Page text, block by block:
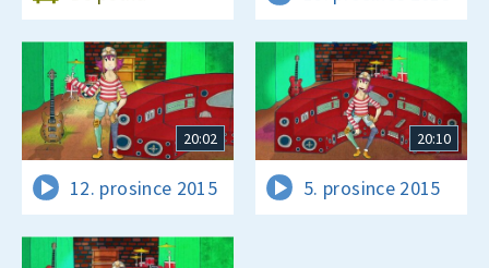
20:02
12. prosince 2015
20:10
5. prosince 2015